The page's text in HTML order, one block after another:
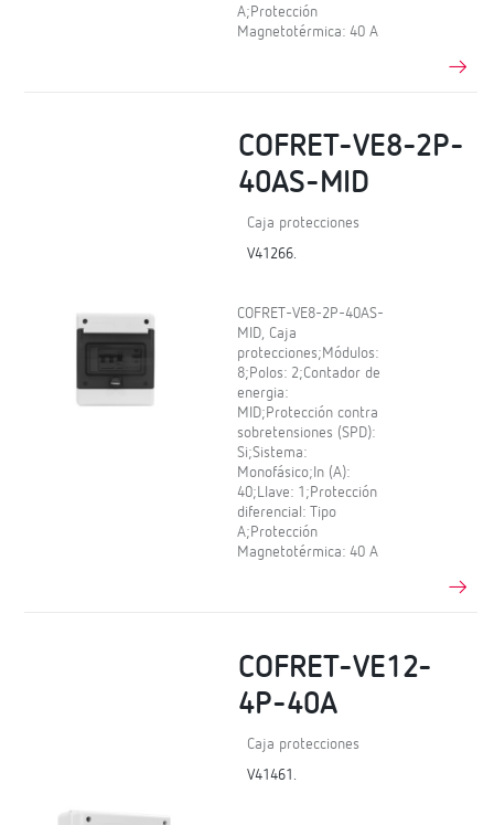
A;Protección
Magnetotérmica: 40 A
COFRET-VE8-2P-
40AS-MID
Caja protecciones
V41266.
COFRET-VE8-2P-40AS-
MID, Caja
protecciones;Módulos:
8;Polos: 2;Contador de
energia:
MID;Protección contra
sobretensiones (SPD):
Si;Sistema:
Monofásico;In (A):
40;Llave: 1;Protección
diferencial: Tipo
A;Protección
Magnetotérmica: 40 A
COFRET-VE12-
4P-40A
Caja protecciones
V41461.